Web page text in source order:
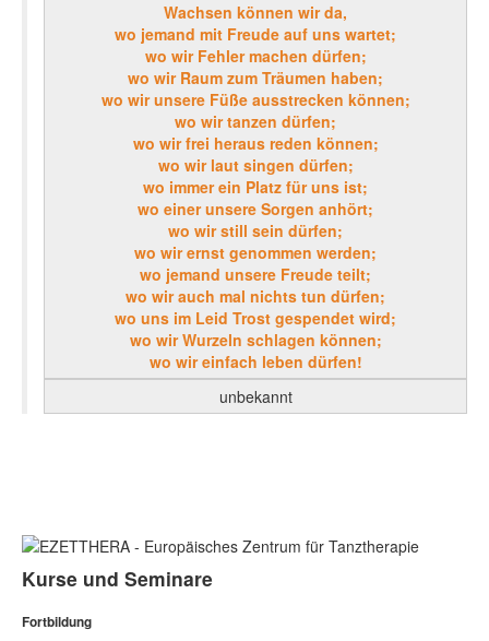
Wachsen können wir da,
wo jemand mit Freude auf uns wartet;
wo wir Fehler machen dürfen;
wo wir Raum zum Träumen haben;
wo wir unsere Füße ausstrecken können;
wo wir tanzen dürfen;
wo wir frei heraus reden können;
wo wir laut singen dürfen;
wo immer ein Platz für uns ist;
wo einer unsere Sorgen anhört;
wo wir still sein dürfen;
wo wir ernst genommen werden;
wo jemand unsere Freude teilt;
wo wir auch mal nichts tun dürfen;
wo uns im Leid Trost gespendet wird;
wo wir Wurzeln schlagen können;
wo wir einfach leben dürfen!
unbekannt
Kurse und Seminare
Fortbildung